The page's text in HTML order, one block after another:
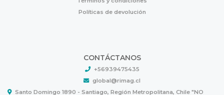
Políticas de devolución
CONTÁCTANOS
+56939475435
global@rimag.cl
Santo Domingo 1890 - Santiago, Región Metropolitana, Chile "NO